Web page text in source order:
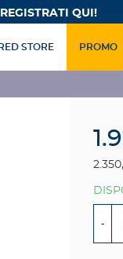
REGISTRATI QUI!
RED STORE PROMO
-